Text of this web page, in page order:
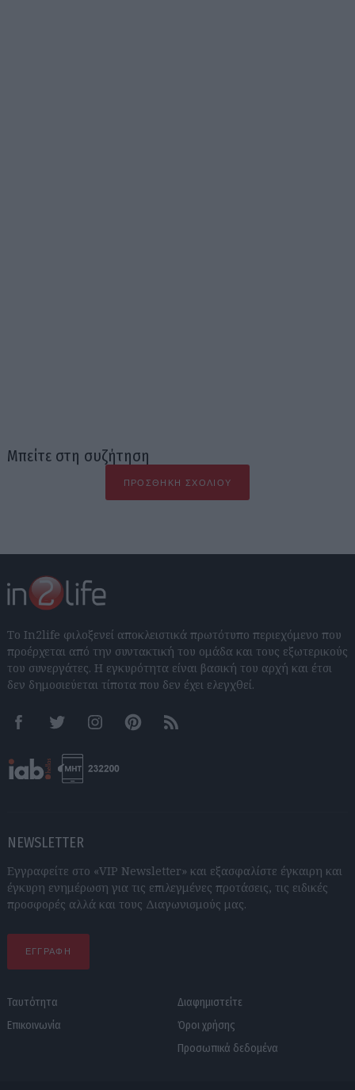
Μπείτε στη συζήτηση
ΠΡΟΣΘΉΚΗ ΣΧΟΛΊΟΥ
Το In2life φιλοξενεί αποκλειστικά πρωτότυπο περιεχόμενο που
προέρχεται από την συντακτική του ομάδα και τους εξωτερικούς
του συνεργάτες. Η εγκυρότητα είναι βασική του αρχή και έτσι
δεν δημοσιεύεται τίποτα που δεν έχει ελεγχθεί.
FacebookTwitter InstagramPinterestRSS feeds
NEWSLETTER
Εγγραφείτε στο «VIP Newsletter» και εξασφαλίστε έγκαιρη και
έγκυρη ενημέρωση για τις επιλεγμένες προτάσεις, τις ειδικές
προσφορές αλλά και τους Διαγωνισμούς μας.
ΕΓΓΡΑΦΗ
Ταυτότητα
Επικοινωνία
Διαφημιστείτε
Όροι χρήσης
Προσωπικά δεδομένα